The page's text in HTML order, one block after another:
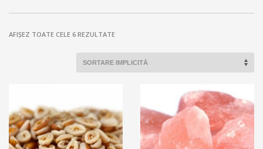
AFIȘEZ TOATE CELE 6 REZULTATE